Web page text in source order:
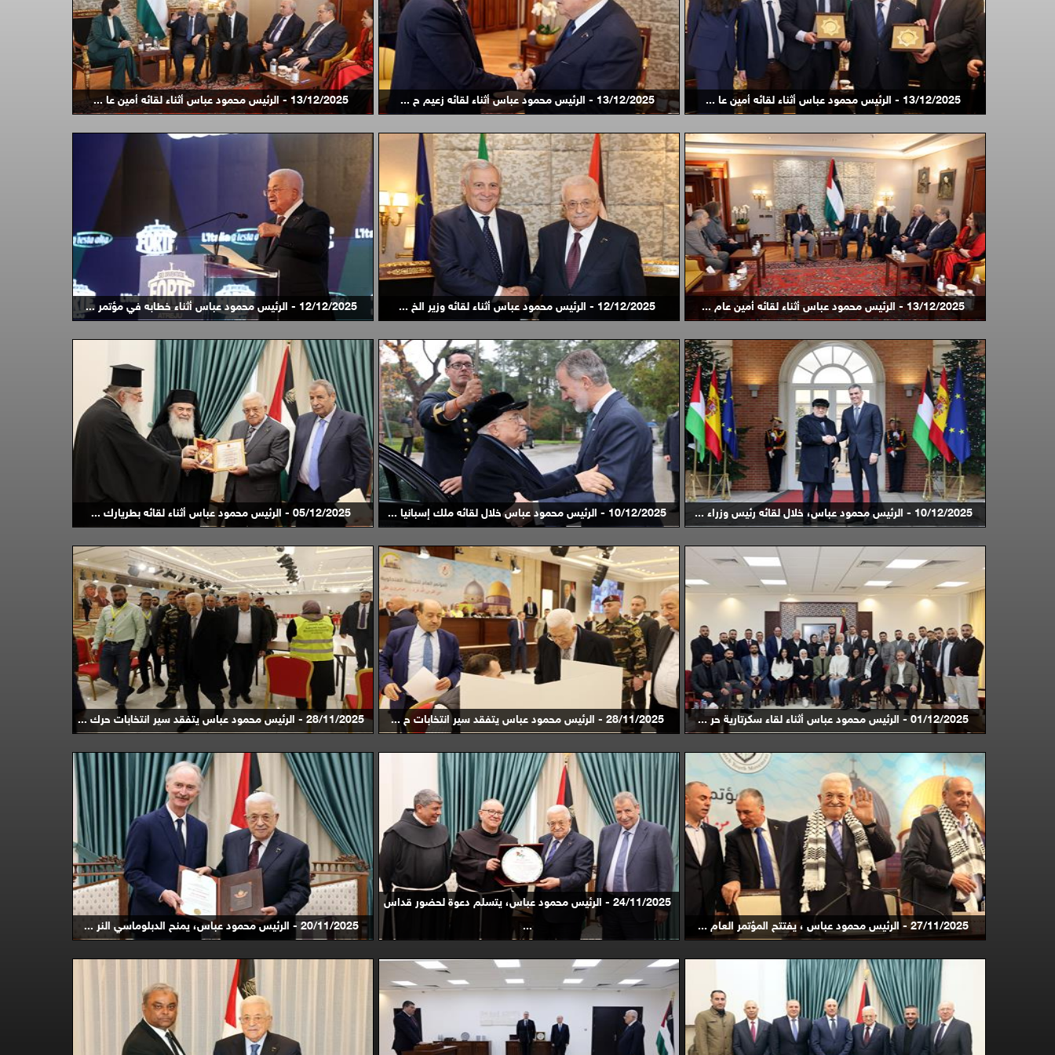
13/12/2025 - الرئيس محمود عباس أثناء لقائه أمين عا ... 13/12/2025 - الرئيس محمود عباس أثناء لقائه زعيم ح ... 13/12/2025 - الرئيس محمود عباس أثناء لقائه أمين عا ...
13/12/2025 - الرئيس محمود عباس أثناء لقائه أمين عام ... 12/12/2025 - الرئيس محمود عباس أثناء لقائه وزير الخ ... 12/12/2025 - الرئيس محمود عباس أثناء خطابه في مؤتمر ...
10/12/2025 - الرئيس محمود عباس، خلال لقائه رئيس وزراء ... 10/12/2025 - الرئيس محمود عباس خلال لقائه ملك إسبانيا ... 05/12/2025 - الرئيس محمود عباس أثناء لقائه بطريارك ...
01/12/2025 - الرئيس محمود عباس أثناء لقاء سكرتارية حر ... 28/11/2025 - الرئيس محمود عباس يتفقد سير انتخابات ح ... 28/11/2025 - الرئيس محمود عباس يتفقد سير انتخابات حرك ...
27/11/2025 - الرئيس محمود عباس ، يفتتح المؤتمر العام ...
24/11/2025 - الرئيس محمود عباس، يتسلم دعوة لحضور قداس
...
20/11/2025 - الرئيس محمود عباس، يمنح الدبلوماسي النر ...